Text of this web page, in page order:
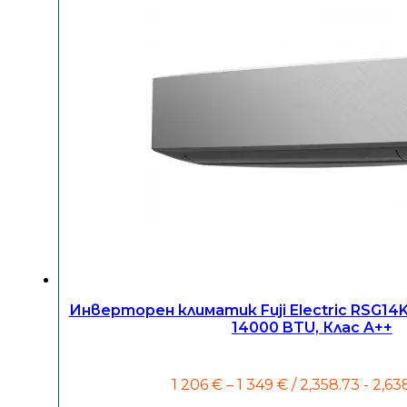
Инверторен климатик Fuji Electric
14000 BTU, Клас A++
1 206 € – 1 349 €Price
/ 2,358.73 -